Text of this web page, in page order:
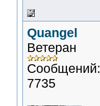
Quangel
Ветеран
Сообщений:
7735